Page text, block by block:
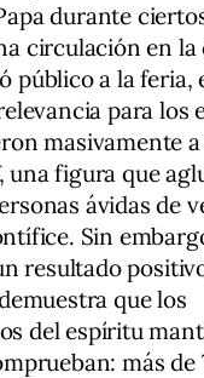
durante
circulación en la
público a la feria,
para los
masivamente
una figura que
ávidas de
Sin
resultado
que los
del espíritu
más